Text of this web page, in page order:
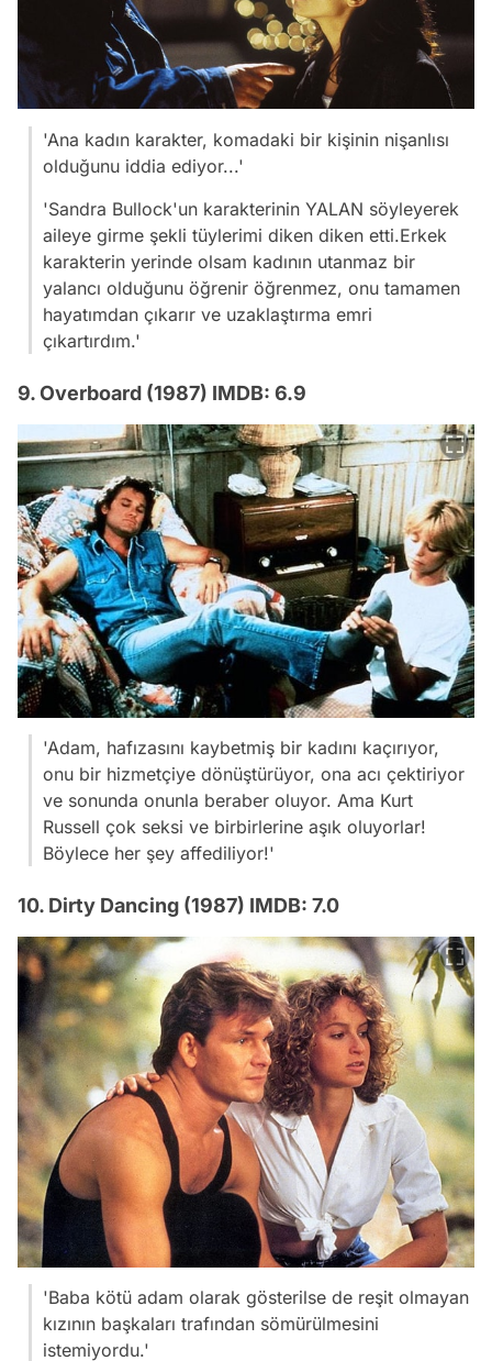
'Ana kadın karakter, komadaki bir kişinin nişanlısı
olduğunu iddia ediyor...'
'Sandra Bullock'un karakterinin YALAN söyleyerek
aileye girme şekli tüylerimi diken diken etti.Erkek
karakterin yerinde olsam kadının utanmaz bir
yalancı olduğunu öğrenir öğrenmez, onu tamamen
hayatımdan çıkarır ve uzaklaştırma emri
çıkartırdım.'
9. Overboard (1987) IMDB: 6.9
'Adam, hafızasını kaybetmiş bir kadını kaçırıyor,
onu bir hizmetçiye dönüştürüyor, ona acı çektiriyor
ve sonunda onunla beraber oluyor. Ama Kurt
Russell çok seksi ve birbirlerine aşık oluyorlar!
Böylece her şey affediliyor!'
10. Dirty Dancing (1987) IMDB: 7.0
'Baba kötü adam olarak gösterilse de reşit olmayan
kızının başkaları trafından sömürülmesini
istemiyordu.'